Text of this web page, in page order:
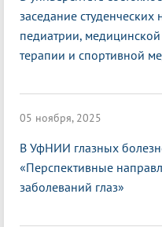
заседание
педиатрии,
терапии и спортивной
05 ноября, 2025
В УфНИИ глазных
«Перспективные
заболеваний глаз»